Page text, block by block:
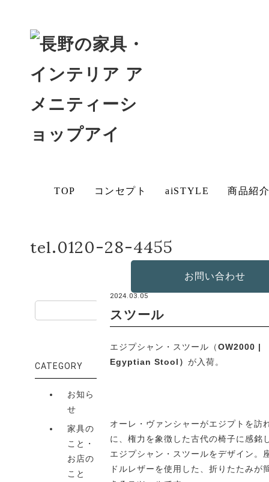
TOP コンセプト
につい
aiSTYLE
aiSTYLE
商品紹
オリジ
tel.0120-28-4455
お問い合わせ
BLOG
家具のこと・お店のこと
2024.03.05
スツール
エジプシャン・スツール（OW2000 |
Egyptian Stool）が入荷。
オーレ・ヴァンシャーがエジプトを訪
に、権力を象徴した古代の椅子に感銘
エジプシャン・スツールをデザイン。
ドルレザーを使用した、折りたたみが
CATEGORY
お知ら
せ
家具の
こと・
お店の
こと